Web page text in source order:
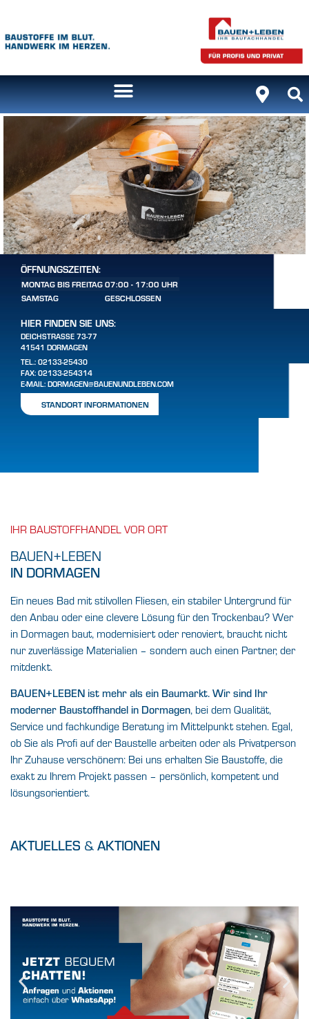
ÖFFNUNGSZEITEN:
MONTAG BIS FREITAG07:00 - 17:00 UHR
SAMSTAG
GESCHLOSSEN
HIER FINDEN SIE UNS:
DEICHSTRASSE 73-77
41541 DORMAGEN
TEL.: 02133-25430
FAX: 02133-254314
E-MAIL: DORMAGEN@BAUENUNDLEBEN.COM
STANDORT INFORMATIONEN
IHR BAUSTOFFHANDEL VOR ORT
BAUEN+LEBEN
IN DORMAGEN
Ein neues Bad mit stilvollen Fliesen, ein stabiler Untergrund für
den Anbau oder eine clevere Lösung für den Trockenbau? Wer
in Dormagen baut, modernisiert oder renoviert, braucht nicht
nur zuverlässige Materialien – sondern auch einen Partner, der
mitdenkt.
BAUEN+LEBEN ist mehr als ein Baumarkt. Wir sind Ihr
moderner Baustoffhandel in Dormagen, bei dem Qualität,
Service und fachkundige Beratung im Mittelpunkt stehen. Egal,
ob Sie als Profi auf der Baustelle arbeiten oder als Privatperson
Ihr Zuhause verschönern: Bei uns erhalten Sie Baustoffe, die
exakt zu Ihrem Projekt passen – persönlich, kompetent und
lösungsorientiert.
AKTUELLES & AKTIONEN